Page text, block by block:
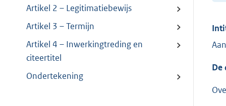
Artikel 2 – Legitimatiebewijs
Artikel 3 – Termijn
Artikel 4 – Inwerkingtreding en
citeertitel
Ondertekening
De